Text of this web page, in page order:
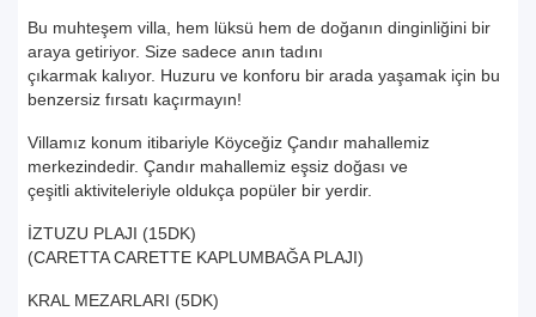
Bu muhteşem villa, hem lüksü hem de doğanın dinginliğini bir
araya getiriyor. Size sadece anın tadını
çıkarmak kalıyor. Huzuru ve konforu bir arada yaşamak için bu
benzersiz fırsatı kaçırmayın!
Villamız konum itibariyle Köyceğiz Çandır mahallemiz
merkezindedir. Çandır mahallemiz eşsiz doğası ve
çeşitli aktiviteleriyle oldukça popüler bir yerdir.
İZTUZU PLAJI (15DK)
(CARETTA CARETTE KAPLUMBAĞA PLAJI)
KRAL MEZARLARI (5DK)